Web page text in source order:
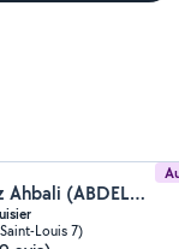
Abdelaaziz Ahbali (ABDELAAZIZ AHBALI TOUT EN UN)
Louis 7)